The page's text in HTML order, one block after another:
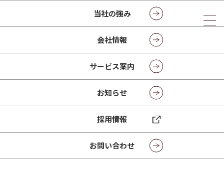
当社の強み
会社情報
サービス案内
お知らせ
採用情報
お問い合わせ
お知らせ
トップページ お知らせ 2023年